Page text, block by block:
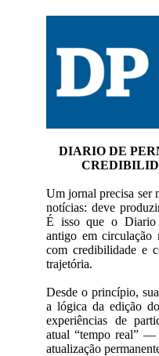
DIARIO DE
Um jornal precisa ser
notícias: deve
É isso que o
antigo em
com credibilidade e
trajetória.
Desde o princípio,
a lógica da edição
experiências de
atual “tempo real” —
atualização